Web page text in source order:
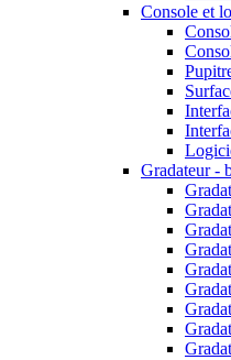
Console et
Gradateur -